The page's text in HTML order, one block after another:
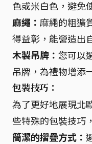
色或米白色，避免
麻繩： 麻繩的粗獷
得益彰，能營造出
木製吊牌： 您可以
吊牌，為禮物增添
包裝技巧：
為了更好地展現北
些特殊的包裝技巧
簡潔的摺疊方式：